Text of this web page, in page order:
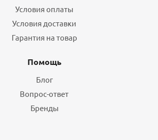
Условия оплаты
Условия доставки
Гарантия на товар
Помощь
Блог
Вопрос-ответ
Бренды